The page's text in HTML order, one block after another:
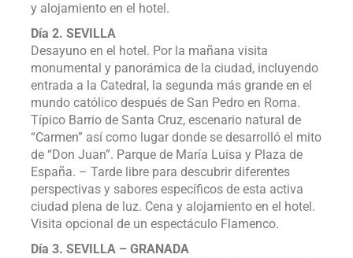
y alojamiento en el hotel.
Día 2. SEVILLA
Desayuno en el hotel. Por la mañana visita
monumental y panorámica de la ciudad, incluyendo
entrada a la Catedral, la segunda más grande en el
mundo católico después de San Pedro en Roma.
Típico Barrio de Santa Cruz, escenario natural de
“Carmen” así como lugar donde se desarrolló el mito
de “Don Juan”. Parque de María Luisa y Plaza de
España. – Tarde libre para descubrir diferentes
perspectivas y sabores específicos de esta activa
ciudad plena de luz. Cena y alojamiento en el hotel.
Visita opcional de un espectáculo Flamenco.
Día 3. SEVILLA – GRANADA